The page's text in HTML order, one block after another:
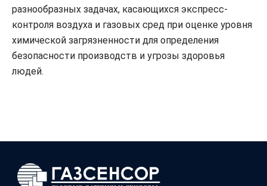
разнообразных задачах, касающихся экспресс-
контроля воздуха и газовых сред при оценке уровня
химической загрязненности для определения
безопасности производств и угрозы здоровья
людей.